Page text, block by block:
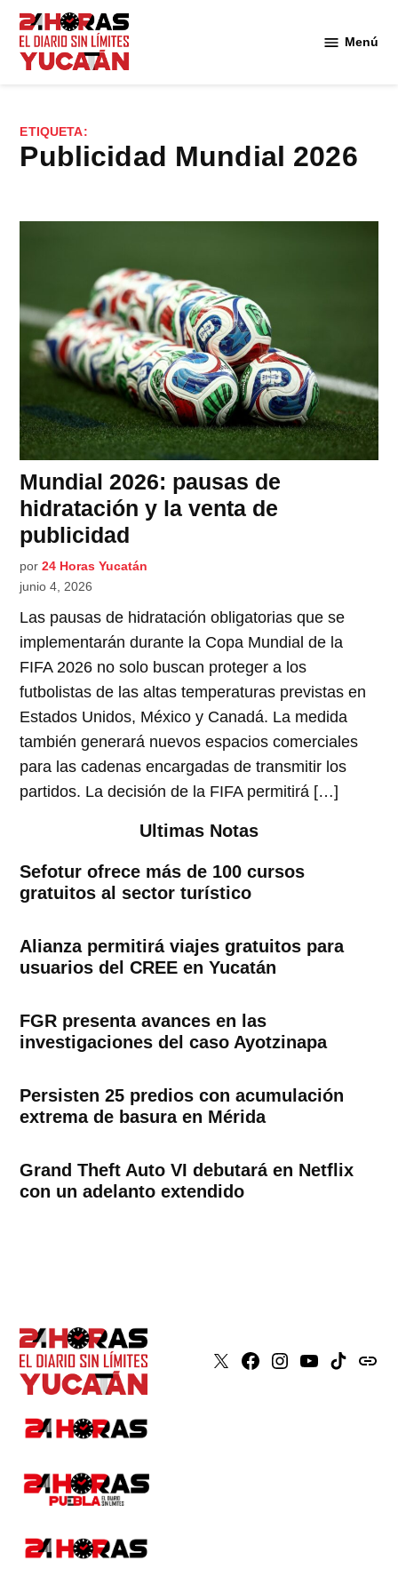
Saltar
contenido
Menú
ETIQUETA:
publicidad Mundial 2026
Mundial 2026: pausas de
hidratación y la venta de
publicidad
por 24 Horas Yucatán
junio 4, 2026
Las pausas de hidratación obligatorias que se
implementarán durante la Copa Mundial de la
FIFA 2026 no solo buscan proteger a los
futbolistas de las altas temperaturas previstas en
Estados Unidos, México y Canadá. La medida
también generará nuevos espacios comerciales
para las cadenas encargadas de transmitir los
partidos. La decisión de la FIFA permitirá […]
Ultimas Notas
Sefotur ofrece más de 100 cursos
gratuitos al sector turístico
Alianza permitirá viajes gratuitos para
usuarios del CREE en Yucatán
FGR presenta avances en las
investigaciones del caso Ayotzinapa
Persisten 25 predios con acumulación
extrema de basura en Mérida
Grand Theft Auto VI debutará en Netflix
con un adelanto extendido
X Faceboook
Instagram
YoutubeTiktokissuu